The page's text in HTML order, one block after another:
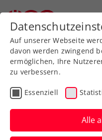
Zurück zur
Verbands-Info
„Mehr
Auf unserer Webseite
davon werden zwingend
ermöglichen, Ihre
zu verbessern.
Essenziell
Alle